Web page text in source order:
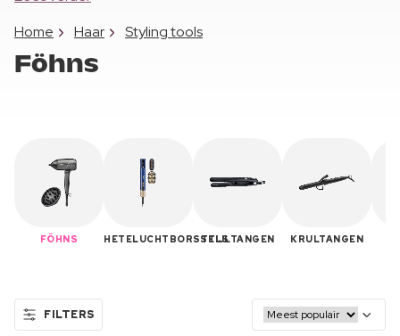
Home
Haar Styling tools
Föhns
FÖHNS HETELUCHTBORSTELSSTIJLTANGEN KRULTANGEN
FILTERS